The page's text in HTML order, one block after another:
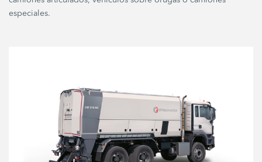
especiales.